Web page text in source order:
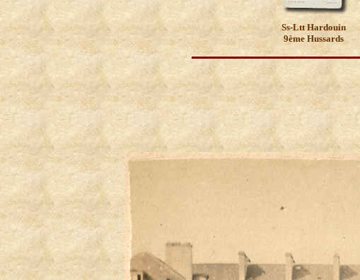
Ss-Ltt Hardouin
9ème Hussards